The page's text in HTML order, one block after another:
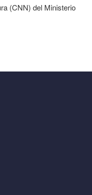
(CNN) del Ministerio